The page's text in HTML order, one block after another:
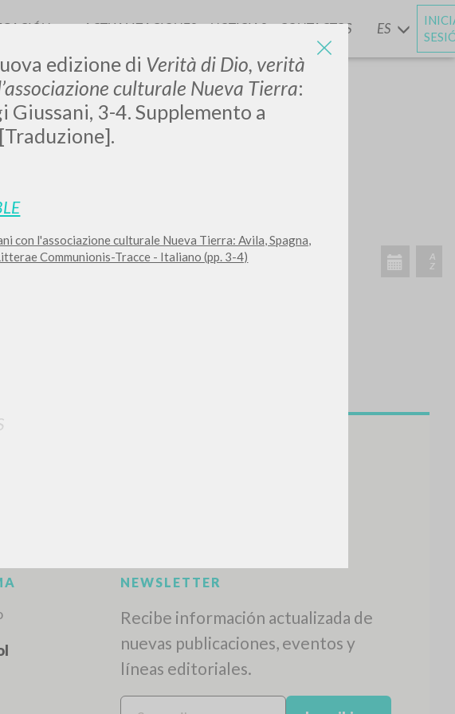
edizione di Verità di Dio, verità
culturale Nueva Tierra:
Giussani, 3-4. Supplemento a
con l'associazione culturale Nueva Tierra: Avila, Spagna,
Communionis-Tracce - Italiano (pp. 3-4)
ACTUALIZACIONESYNOTICIAS CONTACTOS ES
ACTIVIDADES RECIENTES